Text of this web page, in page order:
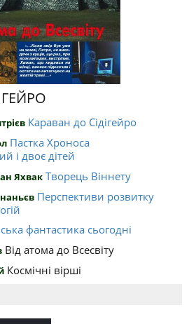
Караван до Сідігейро
Пастка Хроноса
і двоє дітей
Яхвак Творець Віннету
Перспективи розвитку
фантастика сьогодні
Від атома до Всесвіту
Космічні вірші